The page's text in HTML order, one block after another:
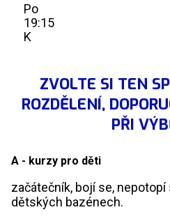
Po
19:15
K
ZVOLTE SI TEN
ROZDĚLENÍ,
PŘI
A - kurzy pro děti
začátečník, bojí se, nepotopí
dětských bazénech.